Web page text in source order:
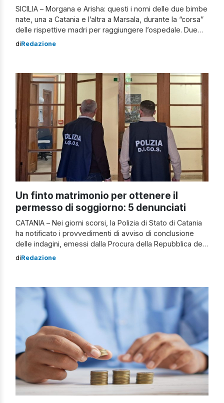
SICILIA – Morgana e Arisha: questi i nomi delle due bimbe
nate, una a Catania e l’altra a Marsala, durante la “corsa”
delle rispettive madri per raggiungere l’ospedale. Due
interventi di grande professionalità quelli effettuati nel
[…]
diRedazione
Un finto matrimonio per ottenere il
permesso di soggiorno: 5 denunciati
CATANIA – Nei giorni scorsi, la Polizia di Stato di Catania
ha notificato i provvedimenti di avviso di conclusione
delle indagini, emessi dalla Procura della Repubblica del
Tribunale di Marsala, nei confronti di cinque persone
anche un finto matrimonio. Il finto matrimonio […]
diRedazione